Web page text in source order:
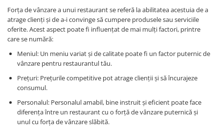
Forța de vânzare a unui restaurant se referă la abilitatea acestuia de a
atrage clienți și de a-i convinge să cumpere produsele sau serviciile
oferite. Acest aspect poate fi influențat de mai mulți factori, printre
care se numără:
Meniul: Un meniu variat și de calitate poate fi un factor puternic de
vânzare pentru restaurantul tău.
Prețuri: Prețurile competitive pot atrage clienții și să încurajeze
consumul.
Personalul: Personalul amabil, bine instruit și eficient poate face
diferența între un restaurant cu o forță de vânzare puternică și
unul cu forța de vânzare slăbită.